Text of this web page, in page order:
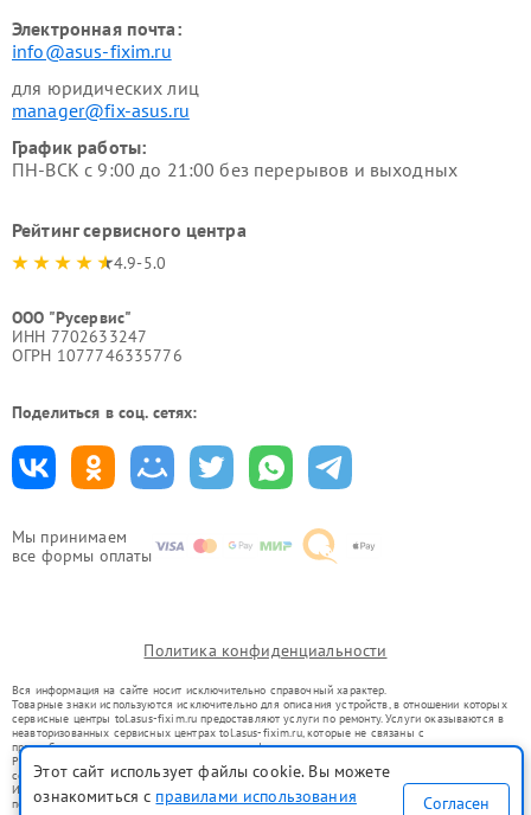
Мы принимаем
все формы оплаты
Электронная почта:
info@asus-fixim.ru
для юридических лиц
manager@fix-asus.ru
График работы:
ПН-ВСК с 9:00 до 21:00 без перерывов и выходных
Рейтинг сервисного центра
4.9-5.0
ООО "Русервис"
ИНН 7702633247
ОГРН 1077746335776
Поделиться в соц. сетях:
Политика конфиденциальности
Вся информация на сайте носит исключительно справочный характер.
Товарные знаки используются исключительно для описания устройств, в отношении которых
сервисные центры tol.asus-fixim.ru предоставляют услуги по ремонту. Услуги оказываются в
неавторизованных сервисных центрах tol.asus-fixim.ru, которые не связаны с
правообладателями товарных знаков или их официальными представителями.
Ремонт осуществляется для устройств, уже введенных в гражданский оборот в соответствии
со статьей 1487 ГК РФ.
Использование товарных знаков не преследует цели индивидуализации услуг или введения
потребителей в заблуждение, а служит для информирования о предоставляемых услугах по
Этот сайт использует файлы cookie. Вы можете
ознакомиться с правилами использования
Согласен